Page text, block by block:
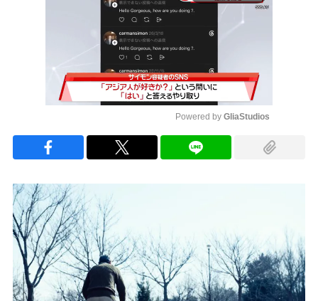
Powered by GliaStudios